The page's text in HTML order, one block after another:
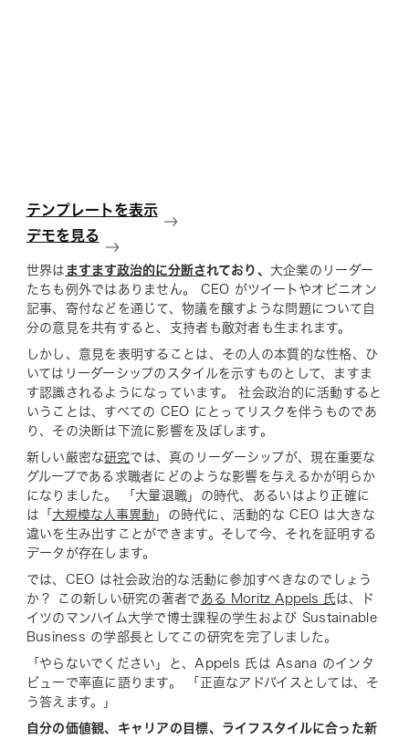
テンプレートを表示
デモを見る
世界は ますます政治的に分断されており 、 大企業のリーダー
たちも例外ではありません。 CEO がツイートやオピニオン
記事、寄付などを通じて、物議を醸すような問題について自
分の意見を共有すると、支持者も敵対者も生まれます。
しかし、意見を表明することは、その人の本質的な性格、ひ
いてはリーダーシップのスタイルを示すものとして、ますま
す認識されるようになっています。 社会政治的に活動すると
いうことは、すべての CEO にとってリスクを伴うものであ
り、その決断は下流に影響を及ぼします。
新しい厳密な研究では、真のリーダーシップが、現在重要な
グループである求職者にどのような影響を与えるかが明らか
になりました。 「大量退職」の時代、あるいはより正確に
は「 大規模な人事異動 」の時代に、活動的な CEO は大きな
違いを生み出すことができます。そして今、それを証明する
データが存在します。
では、CEO は社会政治的な活動に参加すべきなのでしょう
か？ この新しい研究の著者で ある Moritz Appels 氏は、ド
イツのマンハイム大学で博士課程の学生および Sustainable
Business の学部長としてこの研究を完了しました。
「やらないでください」と、Appels 氏は Asana のインタ
ビューで率直に語ります。 「正直なアドバイスとしては、そ
う答えます。」
自分の価値観、キャリアの目標、ライフスタイルに合った新